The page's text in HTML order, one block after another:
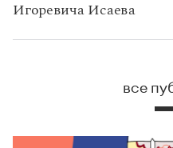
Игоревича Исаева
все